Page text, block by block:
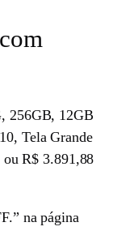
256GB, 12GB
Tela Grande
R$ 3.891,88
na página